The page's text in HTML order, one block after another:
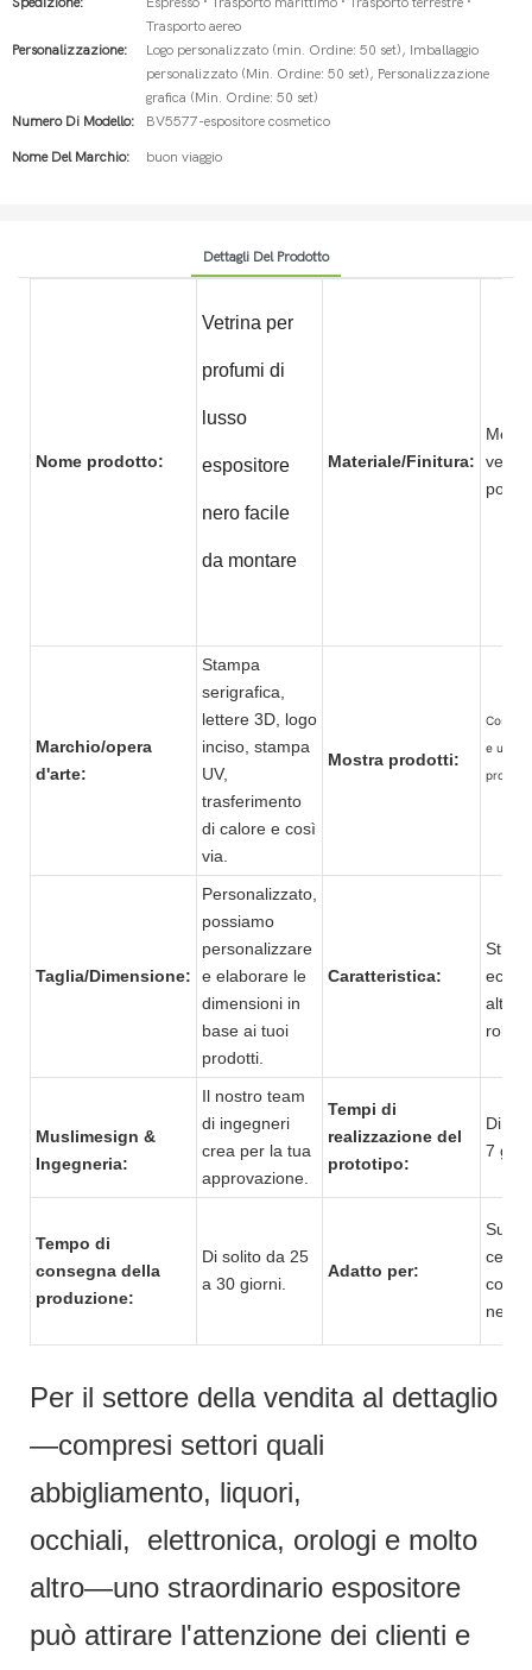
Trasporto aereo
Personalizzazione:
Logo personalizzato (min. Ordine: 50 set), Imballaggio
personalizzato (Min. Ordine: 50 set), Personalizzazione
grafica (Min. Ordine: 50 set)
Numero Di Modello:
BV5577-espositore cosmetico
Nome Del Marchio: buon viaggio
Dettagli Del Prodotto
Nome prodotto:
Vetrina per
profumi di
lusso
espositore
nero facile
da montare
Materiale/Finitura:
Marchio/opera
d'arte:
Stampa
serigrafica,
lettere 3D, logo
inciso, stampa
UV,
trasferimento
di calore e così
via.
Mostra prodotti:
e una
Taglia/Dimensione:
Personalizzato,
possiamo
personalizzare
e elaborare le
dimensioni in
base ai tuoi
prodotti.
Caratteristica:
alta
Muslimesign &
Ingegneria:
Il nostro team
di ingegneri
crea per la tua
approvazione.
Tempi di
realizzazione del
prototipo:
Di
7
Tempo di
consegna della
produzione:
Di solito da 25
a 30 giorni.
Adatto per:
centro
Per il settore della vendita al dettaglio
—compresi settori quali
abbigliamento, liquori,
occhiali, elettronica, orologi e molto
altro—uno straordinario espositore
può attirare l'attenzione dei clienti e